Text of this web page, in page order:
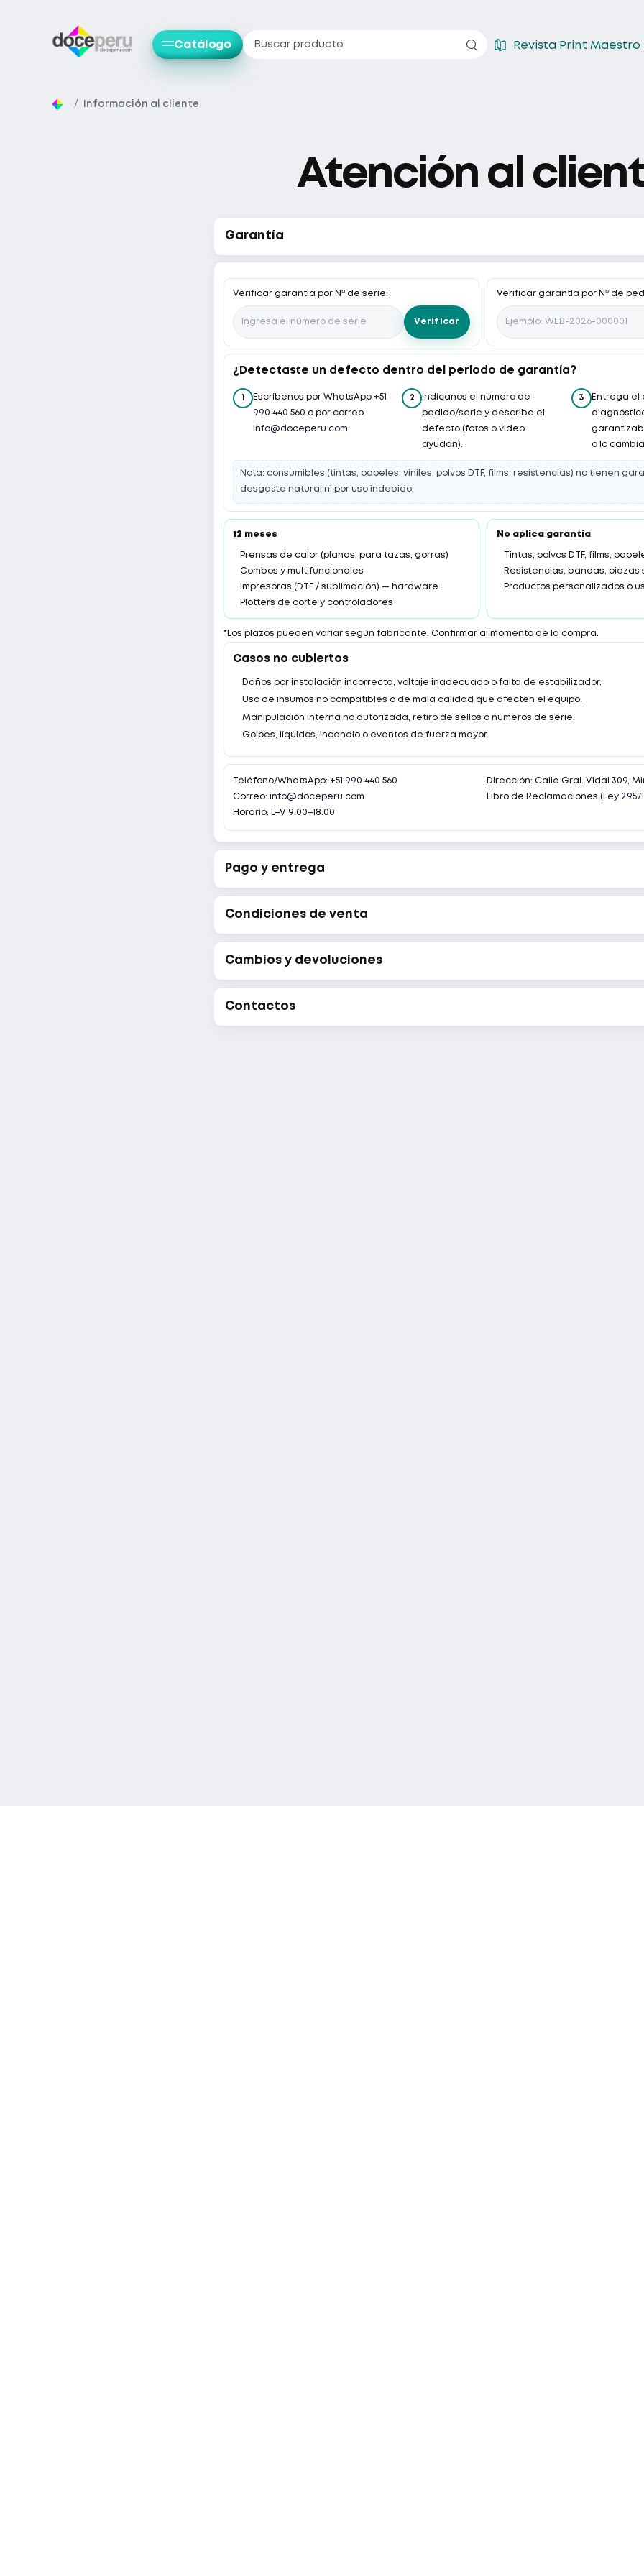
Catálogo Buscar producto  Revista Print Maestro
Información al cliente
Atención al
Garantía
Verificar garantía por Nº de serie:
Verificar
Verificar garantía por Nº de
¿Detectaste un defecto dentro del periodo de garantía?
Escríbenos por WhatsApp +51
990 440 560 o por correo
info@doceperu.com
2
Indícanos el número de
pedido/serie y describe el
defecto (fotos o video
ayudan).
3
Entrega el
o lo
Nota: consumibles (tintas, papeles, viniles, polvos DTF, films, resistencias) no tienen
desgaste natural ni por uso indebido.
12 meses
Prensas de calor (planas, para tazas, gorras)
Combos y multifuncionales
Impresoras (DTF / sublimación) — hardware
Plotters de corte y controladores
No aplica garantía
Tintas, polvos DTF, films,
Resistencias, bandas,
Productos personalizados o
*Los plazos pueden variar según fabricante. Confirmar al momento de la compra.
Casos no cubiertos
Daños por instalación incorrecta, voltaje inadecuado o falta de estabilizador.
Uso de insumos no compatibles o de mala calidad que afecten el equipo.
Manipulación interna no autorizada, retiro de sellos o números de serie.
Golpes, líquidos, incendio o eventos de fuerza mayor.
Teléfono/WhatsApp: +51 990 440 560
Correo: info@doceperu.com
Horario: L–V 9:00–18:00
Dirección: Calle Gral. Vidal 309,
Libro de Reclamaciones (Ley
Pago y entrega
Condiciones de venta
Cambios y devoluciones
Contactos